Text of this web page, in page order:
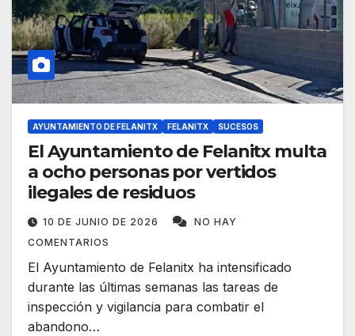
AYUNTAMIENTO DE FELANITX FELANITX SUCESOS
El Ayuntamiento de Felanitx multa
a ocho personas por vertidos
ilegales de residuos
10 DE JUNIO DE 2026
NO HAY
COMENTARIOS
El Ayuntamiento de Felanitx ha intensificado
durante las últimas semanas las tareas de
inspección y vigilancia para combatir el
abandono…